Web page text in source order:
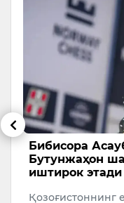
Бибисора
Бутунжаҳон
иштирок этади
Қозоғистоннинг